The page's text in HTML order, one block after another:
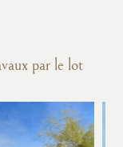
par le lot